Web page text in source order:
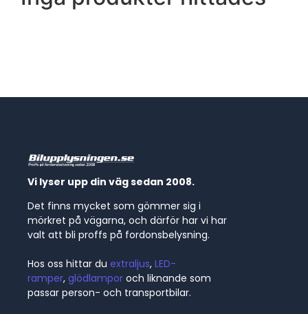
Vi lyser upp din väg sedan 2008.
Det finns mycket som gömmer sig i
mörkret på vägarna, och därför har vi har
valt att bli proffs på fordonsbelysning.
Hos oss hittar du extraljus, LED-
ramper, glödlampor och liknande som
passar person- och transportbilar.